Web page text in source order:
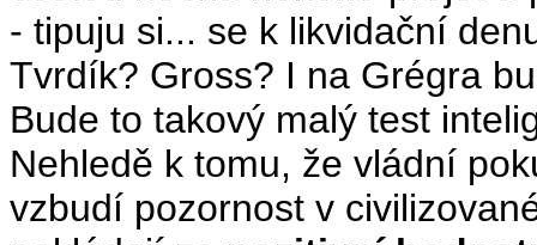
- tipuju si... se k likvidační
Tvrdík? Gross? I na Grégra
Bude to takový malý test
Nehledě k tomu, že vládní
vzbudí pozornost v